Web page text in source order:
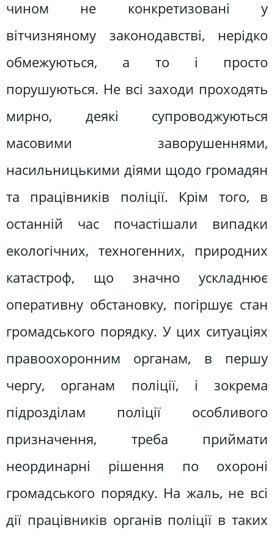
чином не конкретизовані у
вітчизняному законодавстві, нерідко
обмежуються, а то і просто
порушуються. Не всі заходи проходять
мирно, деякі супроводжуються
масовими заворушеннями,
насильницькими діями щодо громадян
та працівників поліції. Крім того, в
останній час почастішали випадки
екологічних, техногенних, природних
катастроф, що значно ускладнює
оперативну обстановку, погіршує стан
громадського порядку. У цих ситуаціях
правоохоронним органам, в першу
чергу, органам поліції, і зокрема
підрозділам поліції особливого
призначення, треба приймати
неординарні рішення по охороні
громадського порядку. На жаль, не всі
дії працівників органів поліції в таких